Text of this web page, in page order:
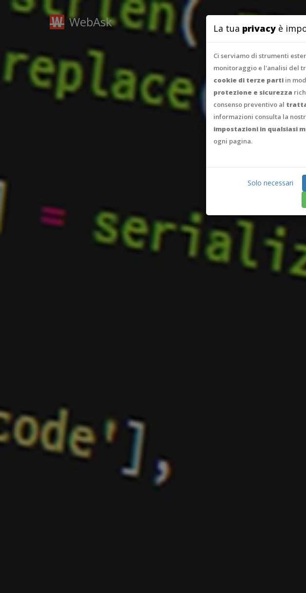
WebAsk La tua privacy è
Ci serviamo di strumenti
monitoraggio e l'analisi del
cookie di terze parti in
protezione e sicurezza
consenso preventivo al
informazioni consulta la
impostazioni in qualsiasi
ogni pagina.
Solo necessari